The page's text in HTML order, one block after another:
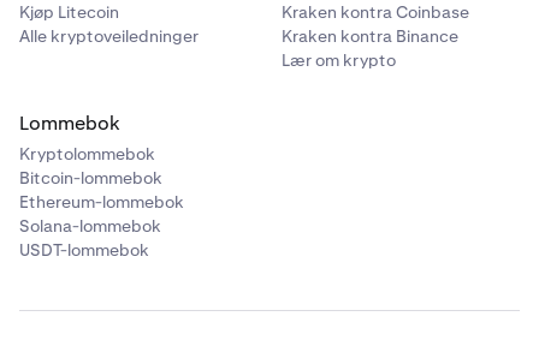
Kjøp Litecoin
Alle kryptoveiledninger
Kraken kontra Coinbase
Kraken kontra Binance
Lær om krypto
Lommebok
Kryptolommebok
Bitcoin-lommebok
Ethereum-lommebok
Solana-lommebok
USDT-lommebok